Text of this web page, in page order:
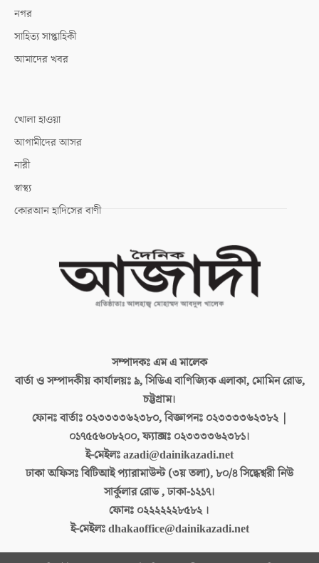
নগর
সাহিত্য সাপ্তাহিকী
আমাদের খবর
খোলা হাওয়া
আগামীদের আসর
নারী
স্বাস্থ্য
কোরআন হাদিসের বাণী
সম্পাদকঃএম এ মালেক
বার্তা ও সম্পাদকীয় কার্যালয়ঃ৯, সিডিএ বাণিজ্যিক এলাকা, মোমিন রোড,
চট্টগ্রাম।
ফোনঃ বার্তাঃ ০২৩৩৩৩৬২৩৮০, বিজ্ঞাপনঃ ০২৩৩৩৩৬২৩৮২ |
০১৭৫৫৬০৮২০০, ফ্যাক্সঃ ০২৩৩৩৩৬২৩৮১।
ই-মেইলঃazadi@dainikazadi.net
ঢাকা অফিসঃবিটিআই প্যারামাউন্ট (৩য় তলা), ৮০/৪ সিদ্ধেশ্বরী নিউ
সার্কুলার রোড , ঢাকা-১২১৭।
ফোনঃ ০২২২২২২৮৫৮২ ।
ই-মেইলঃdhakaoffice@dainikazadi.net